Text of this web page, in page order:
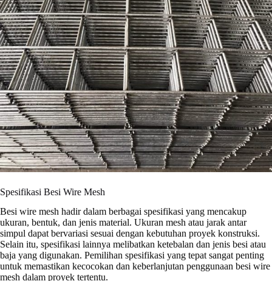
Spesifikasi Besi Wire Mesh
Besi wire mesh hadir dalam berbagai spesifikasi yang mencakup
ukuran, bentuk, dan jenis material. Ukuran mesh atau jarak antar
simpul dapat bervariasi sesuai dengan kebutuhan proyek konstruksi.
Selain itu, spesifikasi lainnya melibatkan ketebalan dan jenis besi atau
baja yang digunakan. Pemilihan spesifikasi yang tepat sangat penting
untuk memastikan kecocokan dan keberlanjutan penggunaan besi wire
mesh dalam proyek tertentu.